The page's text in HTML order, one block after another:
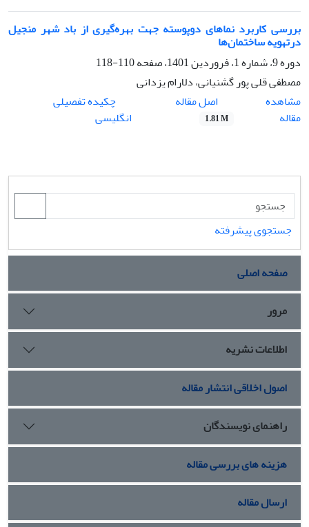
بررسی کاربرد نماهای دوپوسته جهت بهره‌گیری از باد شهر منجیل
درتهویه ساختمان‌ها
دوره 9، شماره 1، فروردین 1401، صفحه
110-118
مصطفی قلی پور گشنیانی، دلارام یزدانی
مشاهده
مقاله
اصل مقاله
1.81 M
چکیده تفصیلی
انگلیسی
جستجوی پیشرفته
صفحه اصلی
مرور
اطلاعات نشریه
اصول اخلاقی انتشار مقاله
راهنمای نویسندگان
هزینه های بررسی مقاله
ارسال مقاله